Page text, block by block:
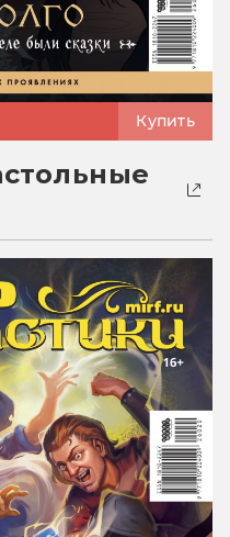
Купить